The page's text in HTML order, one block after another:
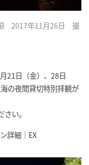
2017年11月26日 撮
21日（金）、28日
の夜間貸切特別拝観が
い。
詳細｜EX